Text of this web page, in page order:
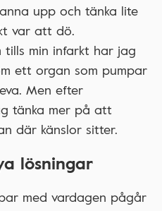
upp och tänka lite
var att dö.
tills min infarkt har jag
ett organ som pumpar
Men efter
tänka mer på att
där känslor sitter.
lösningar
med vardagen pågår